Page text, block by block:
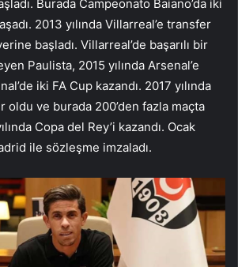
Burada Campeonato Baiano’da iki
2013 yılında Villarreal’e transfer
başladı. Villarreal’de başarılı bir
Paulista, 2015 yılında Arsenal’e
iki FA Cup kazandı. 2017 yılında
oldu ve burada 200’den fazla maçta
Copa del Rey’i kazandı. Ocak
ile sözleşme imzaladı.